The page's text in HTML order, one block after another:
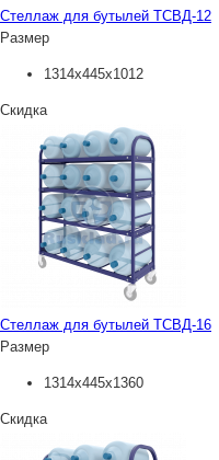
Стеллаж для бутылей ТСВД-12
Размер
1314х445х1012
Скидка
Стеллаж для бутылей ТСВД-16
Размер
1314х445х1360
Скидка